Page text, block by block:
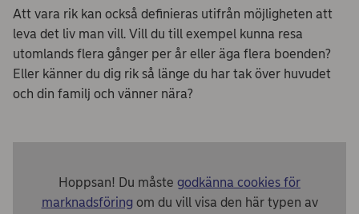
Att vara rik kan också definieras utifrån möjligheten att
leva det liv man vill. Vill du till exempel kunna resa
utomlands flera gånger per år eller äga flera boenden?
Eller känner du dig rik så länge du har tak över huvudet
och din familj och vänner nära?
Hoppsan! Du måste godkänna cookies för
marknadsföring om du vill visa den här typen av